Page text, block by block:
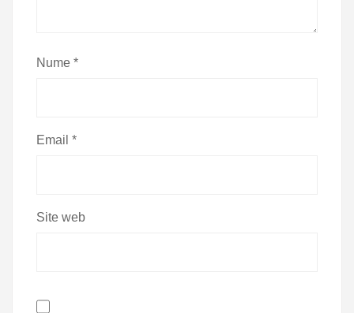
Nume *
Email *
Site web